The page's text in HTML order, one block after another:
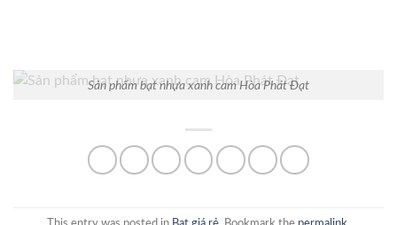
Sản phẩm bạt nhựa xanh cam Hòa Phát Đạt